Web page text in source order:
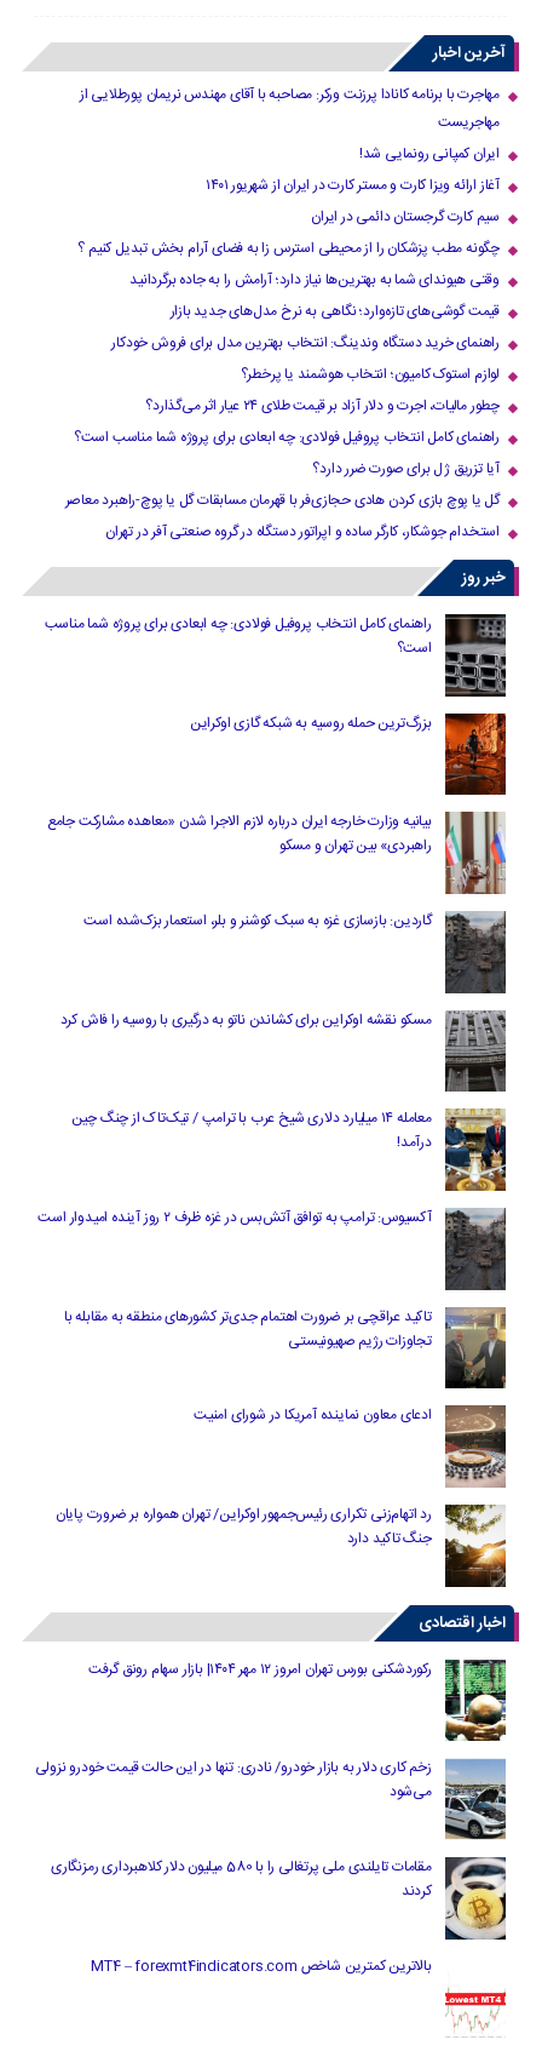
آخرین اخبار
مهاجرت با برنامه کانادا پرزنت ورکر: مصاحبه با آقای مهندس نریمان پورطلایی از
مهاجریست
ایران کمپانی رونمایی شد!
آغاز ارائه ویزا کارت و مستر کارت در ایران از شهریور ۱۴۰۱
سیم کارت گرجستان دائمی در ایران
چگونه مطب پزشکان را از محیطی استرس زا به فضای آرام بخش تبدیل کنیم ؟
وقتی هیوندای شما به بهترین‌ها نیاز دارد؛ آرامش را به جاده برگردانید
قیمت گوشی‌های تازه‌وارد؛ نگاهی به نرخ مدل‌های جدید بازار
راهنمای خرید دستگاه وندینگ: انتخاب بهترین مدل برای فروش خودکار
لوازم استوک کامیون؛ انتخاب هوشمند یا پرخطر؟
چطور مالیات، اجرت و دلار آزاد بر قیمت طلای ۲۴ عیار اثر می‌گذارد؟
راهنمای کامل انتخاب پروفیل فولادی: چه ابعادی برای پروژه شما مناسب است؟
آیا تزریق ژل برای صورت ضرر دارد​؟
گل یا پوچ بازی کردن هادی حجازی‌فر با قهرمان مسابقات گل یا پوچ-راهبرد معاصر
استخدام جوشکار، کارگر ساده و اپراتور دستگاه در گروه صنعتی آفر در تهران
خبر روز
راهنمای کامل انتخاب پروفیل فولادی: چه ابعادی برای پروژه شما مناسب
است؟
بزرگ‌ترین حمله روسیه به شبکه گازی اوکراین
بیانیه وزارت خارجه ایران درباره لازم‌ الاجرا شدن «معاهده مشارکت جامع
راهبردی» بین تهران و مسکو
گاردین: بازسازی غزه به سبک کوشنر و بلر، استعمار بزک‌شده است
مسکو نقشه اوکراین برای کشاندن ناتو به درگیری با روسیه را فاش کرد
معامله ۱۴ میلیارد دلاری شیخ عرب با ترامپ / تیک‌تاک از چنگ چین
درآمد!
آکسیوس: ترامپ به توافق آتش‌بس در غزه ظرف ۲ روز آینده امیدوار است
تاکید عراقچی بر ضرورت اهتمام جدی‌تر کشورهای منطقه به مقابله با
تجاوزات رژیم صهیونیستی
ادعای معاون نماینده آمریکا در شورای امنیت
رد اتهام‌زنی تکراری رئیس‌جمهور اوکراین/ تهران همواره بر ضرورت پایان
جنگ تاکید دارد
اخبار اقتصادی
رکوردشکنی بورس تهران امروز ۱۲ مهر ۱۴۰۴| بازار سهام رونق گرفت
زخم کاری دلار به بازار خودرو/ نادری: تنها در این حالت قیمت خودرو نزولی
می‌شود
مقامات تایلندی ملی پرتغالی را با 580 میلیون دلار کلاهبرداری رمزنگاری
کردند
بالاترین کمترین شاخص MT4 – forexmt4indicators.com